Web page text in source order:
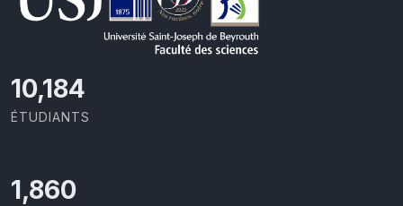
10,493
ÉTUDIANTS
1,917